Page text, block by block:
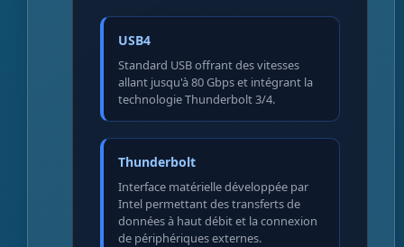
USB4
Standard USB offrant des vitesses
allant jusqu'à 80 Gbps et intégrant la
technologie Thunderbolt 3/4.
Thunderbolt
Interface matérielle développée par
Intel permettant des transferts de
données à haut débit et la connexion
de périphériques externes.